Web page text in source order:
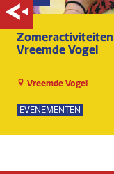
Zomeractiviteiten
Vreemde Vogel
Vreemde Vogel
EVENEMENTEN